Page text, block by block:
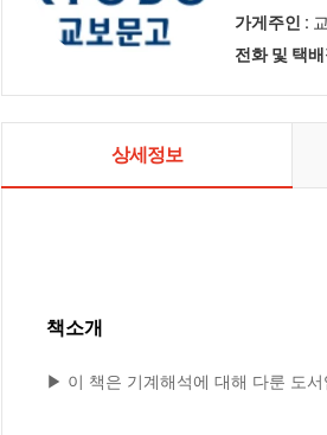
가게주인 :
전화 및 택
상세정보
책소개
▶ 이 책은 기계해석에 대해 다룬 도